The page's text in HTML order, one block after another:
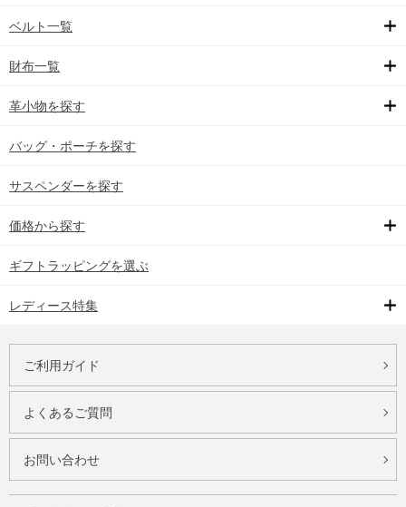
ベルト一覧
財布一覧
革小物を探す
バッグ・ポーチを探す
サスペンダーを探す
価格から探す
ギフトラッピングを選ぶ
レディース特集
ご利用ガイド
よくあるご質問
お問い合わせ